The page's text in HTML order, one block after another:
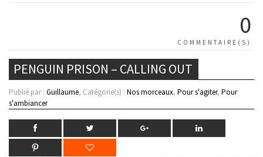
0
COMMENTAIRE(S)
PENGUIN PRISON – CALLING OUT
Publié par : Guillaume, Catégorie(s) : Nos morceaux, Pour s'agiter, Pour
s'ambiancer